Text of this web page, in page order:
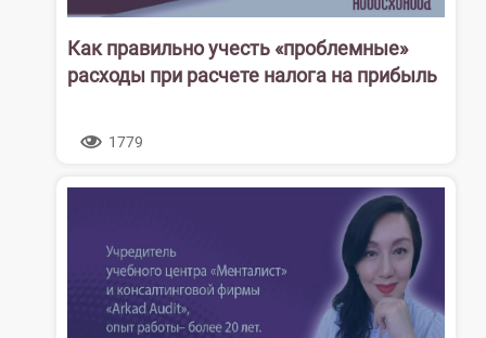
Как правильно учесть «проблемные»
расходы при расчете налога на прибыль
1779